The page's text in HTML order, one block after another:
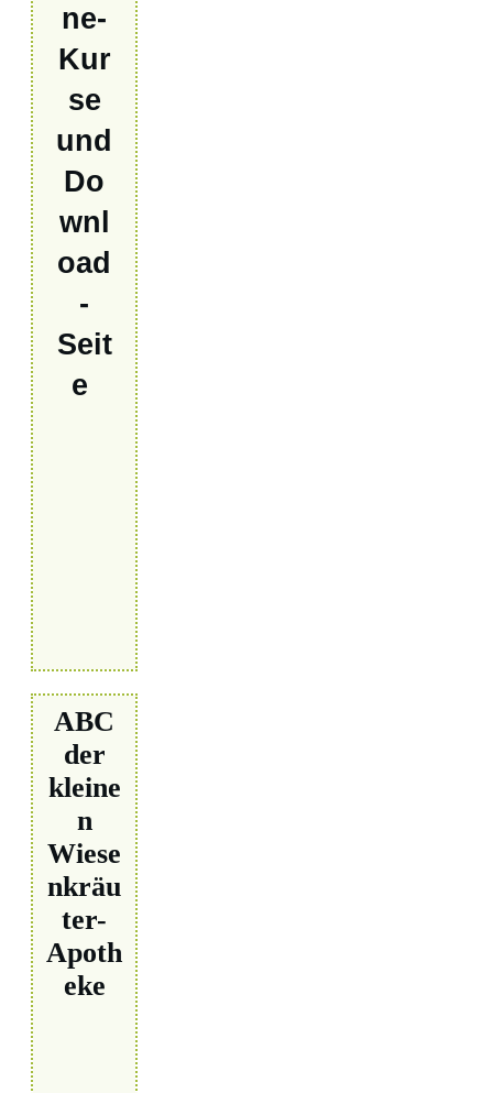
ne-
Kur
se
und
Do
wnl
oad
-
Seit
e
ABC
der
kleine
n
Wiese
nkräu
ter-
Apoth
eke